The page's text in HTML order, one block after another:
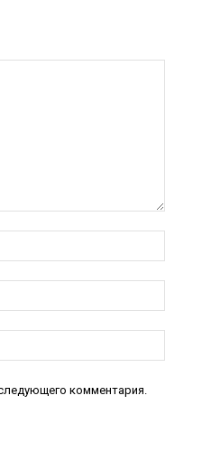
почта:*
Сайт:
комментария.